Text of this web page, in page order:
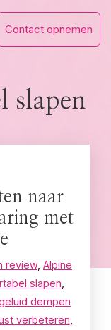
Contact opnemen
slapen
naar
met
review, Alpine
slapen
dempen
verbeteren